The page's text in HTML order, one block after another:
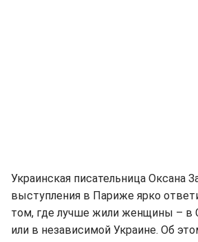
Украинская писательница Оксана
выступления в Париже ярко
том, где лучше жили женщины – в
или в независимой Украине. Об